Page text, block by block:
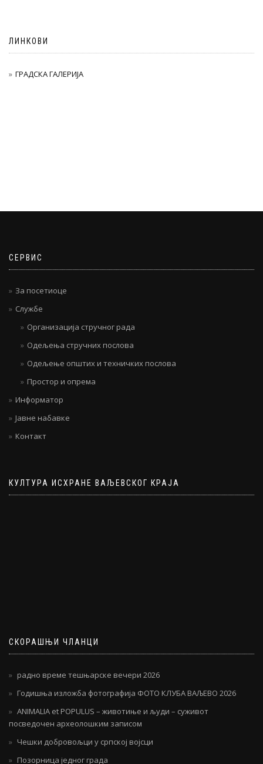
ЛИНКОВИ
ГРАДСКА ГАЛЕРИЈА
СЕРВИС
За посетиоце
Службе
Организација стручног рада
Одељења стручних послова
Одељење општих и техничких послова
Простор и опрема
Информатор
Јавне набавке
Контакт
КУЛТУРА ИСХРАНЕ ВАЉЕВСКОГ КРАЈА
СКОРАШЊИ ЧЛАНЦИ
радно време тешњарске вечери 2026
Годишња изложба фотографија ФОТО КЛУБА ВАЉЕВО 2026
ANIMALIA et POPULUS – животиње и људи – суживот
посведочен археолошким записом
Чешки добровољци у српској војсци
Позорница једног града